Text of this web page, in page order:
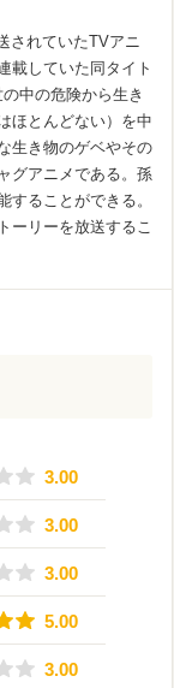
されていたTVアニ
載していた同タイト
中の危険から生き
ほとんどない）を中
生き物のゲベやその
グアニメである。孫
ることができる。
ーリーを放送するこ
3.00
3.00
3.00
3.00
3.00
3.00
5.00
5.00
3.00
3.00